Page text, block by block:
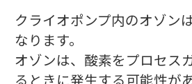
クライオポンプ内のオゾン
なります。
オゾンは、酸素をプロセス
るときに発生する可能性が